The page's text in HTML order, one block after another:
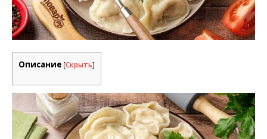
Описание [Скрыть]